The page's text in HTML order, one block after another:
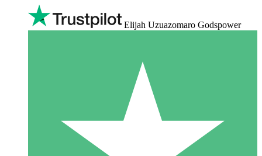
Elijah Uzuazomaro Godspower